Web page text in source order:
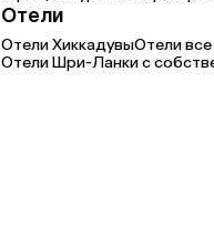
Отели
Отели ХиккадувыОтели
Отели Шри-Ланки с